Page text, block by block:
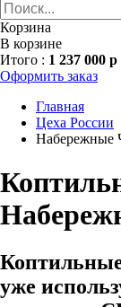
Корзина
В корзине
Итого : 1 237 000 р
Оформить заказ
Главная
Цеха России
Набережные
уже